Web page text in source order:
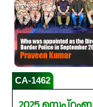
CA-1462